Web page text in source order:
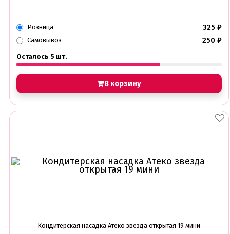
Розница 325 ₽
Самовывоз 250 ₽
Осталось 5 шт.
В корзину
Кондитерская насадка Атеко звезда открытая 19 мини